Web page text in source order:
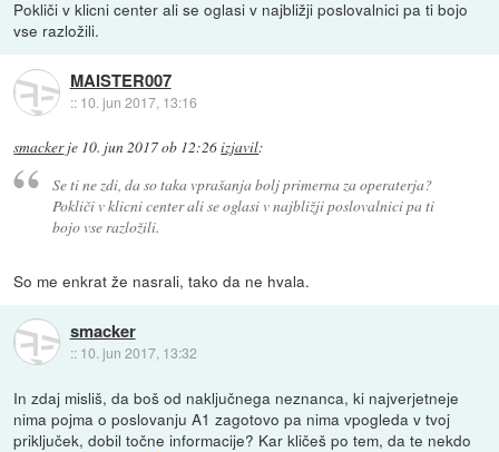
Pokliči v klicni center ali se oglasi v najbližji poslovalnici pa ti bojo
vse razložili.
MAISTER007
:: 10. jun 2017, 13:16
smackerje 10. jun 2017 ob 12:26izjavil:
Se ti ne zdi, da so taka vprašanja bolj primerna za operaterja?
Pokliči v klicni center ali se oglasi v najbližji poslovalnici pa ti
bojo vse razložili.
So me enkrat že nasrali, tako da ne hvala.
smacker
:: 10. jun 2017, 13:32
In zdaj misliš, da boš od naključnega neznanca, ki najverjetneje
nima pojma o poslovanju A1 zagotovo pa nima vpogleda v tvoj
priključek, dobil točne informacije? Kar kličeš po tem, da te nekdo